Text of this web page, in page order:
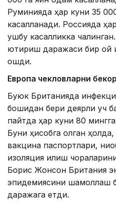
Руминияда ҳар куни 35
касалланади. Россияда
ушбу касалликка
юқтириш даражаси бир ой
ошди.
Европа чекловларни бекор
Буюк Британияда
бошидан бери деярли уч
пайтда ҳар куни 80 мингга
Буни ҳисобга олган
вакцина паспортлари,
изоляция қилиш
Борис Жонсон Британия
эпидемиясини шамоллаш
даражага етди.